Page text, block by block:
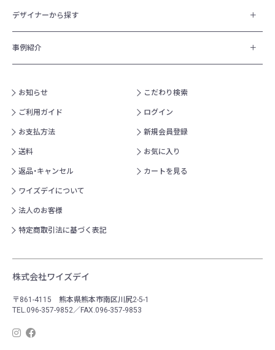
デザイナーから探す
事例紹介
お知らせ
ご利用ガイド
お支払方法
送料
返品・キャンセル
ワイズデイについて
法人のお客様
特定商取引法に基づく表記
こだわり検索
ログイン
新規会員登録
お気に入り
カートを見る
株式会社ワイズデイ
〒861-4115 熊本県熊本市南区川尻2-5-1
TEL.096-357-9852／FAX.096-357-9853